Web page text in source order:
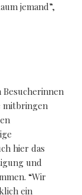
jemand”,
mitbringen
hier das
und
“Wir
ein